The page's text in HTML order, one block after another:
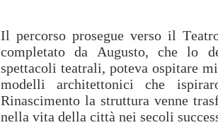
Il percorso prosegue verso il
completato da Augusto, che lo
spettacoli teatrali, poteva ospitare
modelli architettonici che
Rinascimento la struttura venne
nella vita della città nei secoli